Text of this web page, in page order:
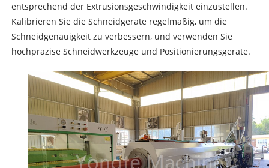
entsprechend der Extrusionsgeschwindigkeit einzustellen.
Kalibrieren Sie die Schneidgeräte regelmäßig, um die
Schneidgenauigkeit zu verbessern, und verwenden Sie
hochpräzise Schneidwerkzeuge und Positionierungsgeräte.